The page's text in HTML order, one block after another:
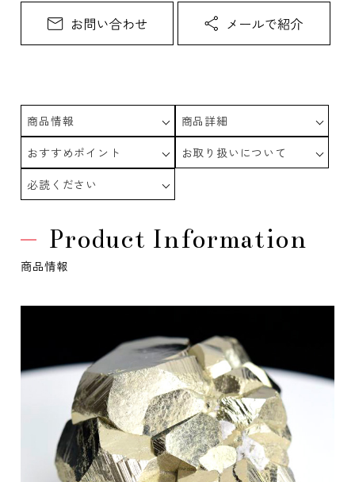
商品情報
商品詳細
おすすめポイント
お取り扱いについて
必読ください
Product Information
商品情報